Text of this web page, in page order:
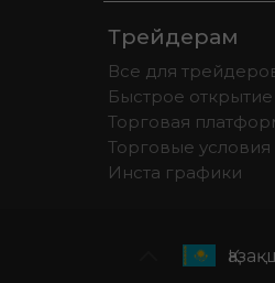
Трейдерам
Все для
Быстрое открытие
Торговая
Торговые условия
Инста графики